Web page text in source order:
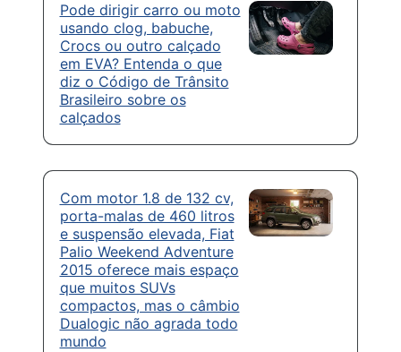
Pode dirigir carro ou moto
usando clog, babuche,
Crocs ou outro calçado
em EVA? Entenda o que
diz o Código de Trânsito
Brasileiro sobre os
calçados
Com motor 1.8 de 132 cv,
porta-malas de 460 litros
e suspensão elevada, Fiat
Palio Weekend Adventure
2015 oferece mais espaço
que muitos SUVs
compactos, mas o câmbio
Dualogic não agrada todo
mundo